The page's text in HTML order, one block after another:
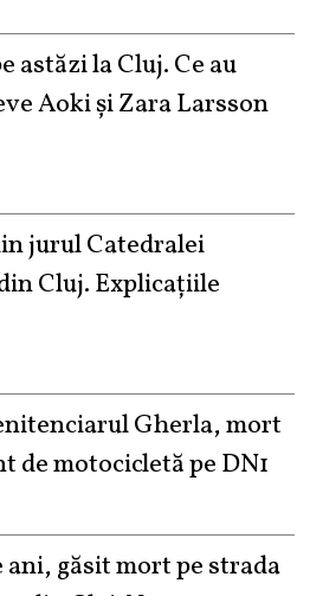
astăzi la Cluj. Ce au
Aoki și Zara Larsson
jurul Catedralei
Cluj. Explicațiile
Gherla, mort
de motocicletă pe DN1
ani, găsit mort pe strada